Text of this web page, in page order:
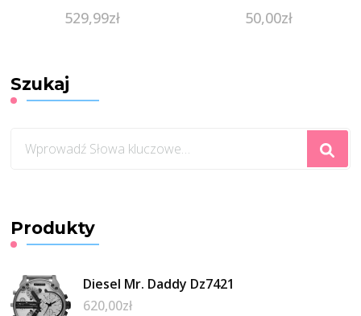
529,99zł 50,00zł
Szukaj
czegoś?
Produkty
Diesel Mr. Daddy Dz7421
620,00zł